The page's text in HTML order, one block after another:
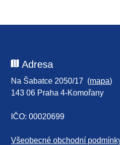
Adresa
Na Šabatce 2050/17 (mapa)
143 06 Praha 4-Komořany
IČO: 00020699
Všeobecné obchodní